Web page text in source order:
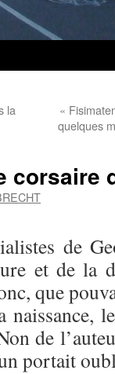
la
«
quelques
corsaire
de
et de la
que
naissance,
de
portait